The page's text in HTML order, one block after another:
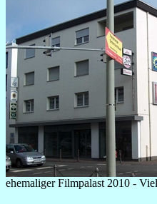
ehemaliger Filmpalast 2010 -